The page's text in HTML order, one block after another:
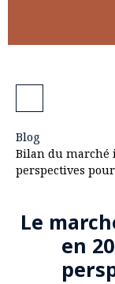
Blog
Bilan du marché
perspectives
Le
en